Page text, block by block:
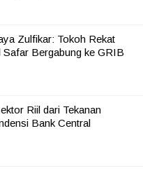
Zulfikar: Tokoh Rekat
Safar Bergabung ke GRIB
Riil dari Tekanan
Bank Central